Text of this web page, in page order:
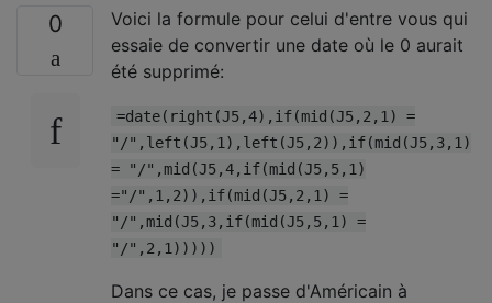
0
Voici la formule pour celui d'entre vous qui
essaie de convertir une date où le 0 aurait
été supprimé:
=date(right(J5,4),if(mid(J5,2,1) =
"/",left(J5,1),left(J5,2)),if(mid(J5,3,1)
= "/",mid(J5,4,if(mid(J5,5,1)
="/",1,2)),if(mid(J5,2,1) =
"/",mid(J5,3,if(mid(J5,5,1) =
"/",2,1)))))
Dans ce cas, je passe d'Américain à